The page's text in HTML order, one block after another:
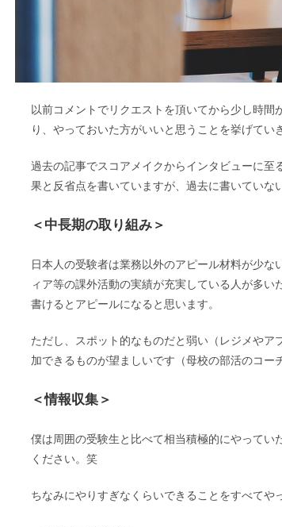
以前コメントでリクエストを頂いてから少し時
り、やっておいた方がいいと思うことを挙げてい
過去の記事でスコアメイクからインタビューに
果と反省点を書いていますが、過去に書いていな
＜中長期の取り組み＞
日本人の受験者は業務以外のアピール材料が少
ィア等の課外活動の実績が充実している人が多
書けるとアピールになると思います。
ただし、スポット的なものだと弱い（レジメや
加できるものが望ましいです（母校の部活のコー
＜情報収集＞
僕は周囲の受験生と比べて相当積極的にやって
ください。笑
ちなみにやりすぎなくらいできることをすべてや